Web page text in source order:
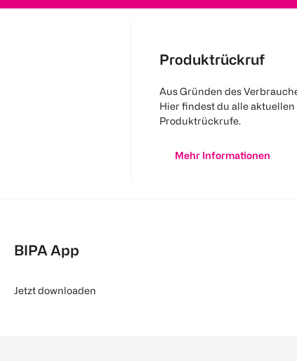
Produktrückruf
Aus Gründen des
Hier findest du alle aktuellen
Produktrückrufe.
Mehr Informationen
BIPA App
Jetzt downloaden